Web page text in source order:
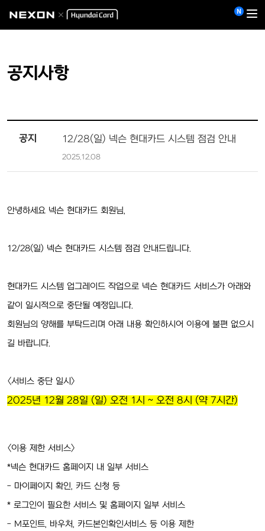
공지사항
공지 12/28(일) 넥슨 현대카드 시스템 점검 안내
2025.12.08
안녕하세요 넥슨 현대카드 회원님,
12/28(일) 넥슨 현대카드 시스템 점검 안내드립니다.
현대카드 시스템 업그레이드 작업으로 넥슨 현대카드 서비스가 아래와
같이 일시적으로 중단될 예정입니다.
회원님의 양해를 부탁드리며 아래 내용 확인하시어 이용에 불편 없으시
길 바랍니다.
<서비스 중단 일시>
2025년 12월 28일 (일) 오전 1시 ~ 오전 8시 (약 7시간)
<이용 제한 서비스>
*넥슨 현대카드 홈페이지 내 일부 서비스
- 마이페이지 확인, 카드 신청 등
* 로그인이 필요한 서비스 및 홈페이지 일부 서비스
- M포인트, 바우처, 카드본인확인서비스 등 이용 제한